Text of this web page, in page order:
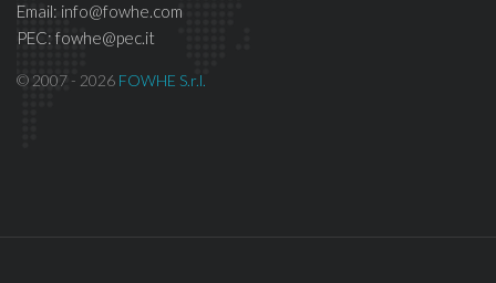
Email: info@fowhe.com
PEC: fowhe@pec.it
© 2007 - 2026 FOWHE S.r.l.